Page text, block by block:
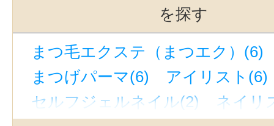
を探す
まつ毛エクステ（まつエク）(6)
まつげパーマ(6)
アイリスト(6)
セルフジェルネイル(2)
ネイリ